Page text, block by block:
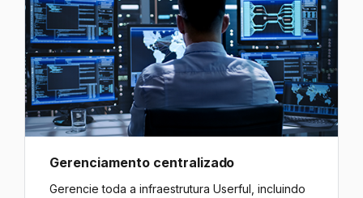
Gerenciamento centralizado
Gerencie toda a infraestrutura Userful, incluindo